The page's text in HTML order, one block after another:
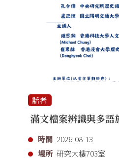
話者
滿文檔案辨識與多語
時間 2026-08-13
場所 研究大樓703室